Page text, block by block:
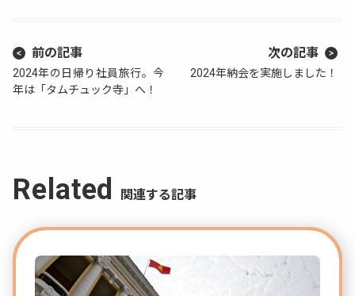
前の記事
2024年の日帰り社員旅行。今
年は「タムチュック寺」へ！
次の記事
2024年納会を実施しました！
Related 関連する記事